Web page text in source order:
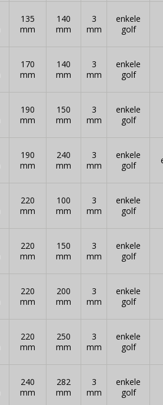
135
mm
140
mm
3
mm
enkele
golf
170
mm
140
mm
3
mm
enkele
golf
190
mm
150
mm
3
mm
enkele
golf
190
mm
240
mm
3
mm
enkele
golf
220
mm
100
mm
3
mm
enkele
golf
220
mm
150
mm
3
mm
enkele
golf
220
mm
200
mm
3
mm
enkele
golf
220
mm
250
mm
3
mm
enkele
golf
240
mm
282
mm
3
mm
enkele
golf